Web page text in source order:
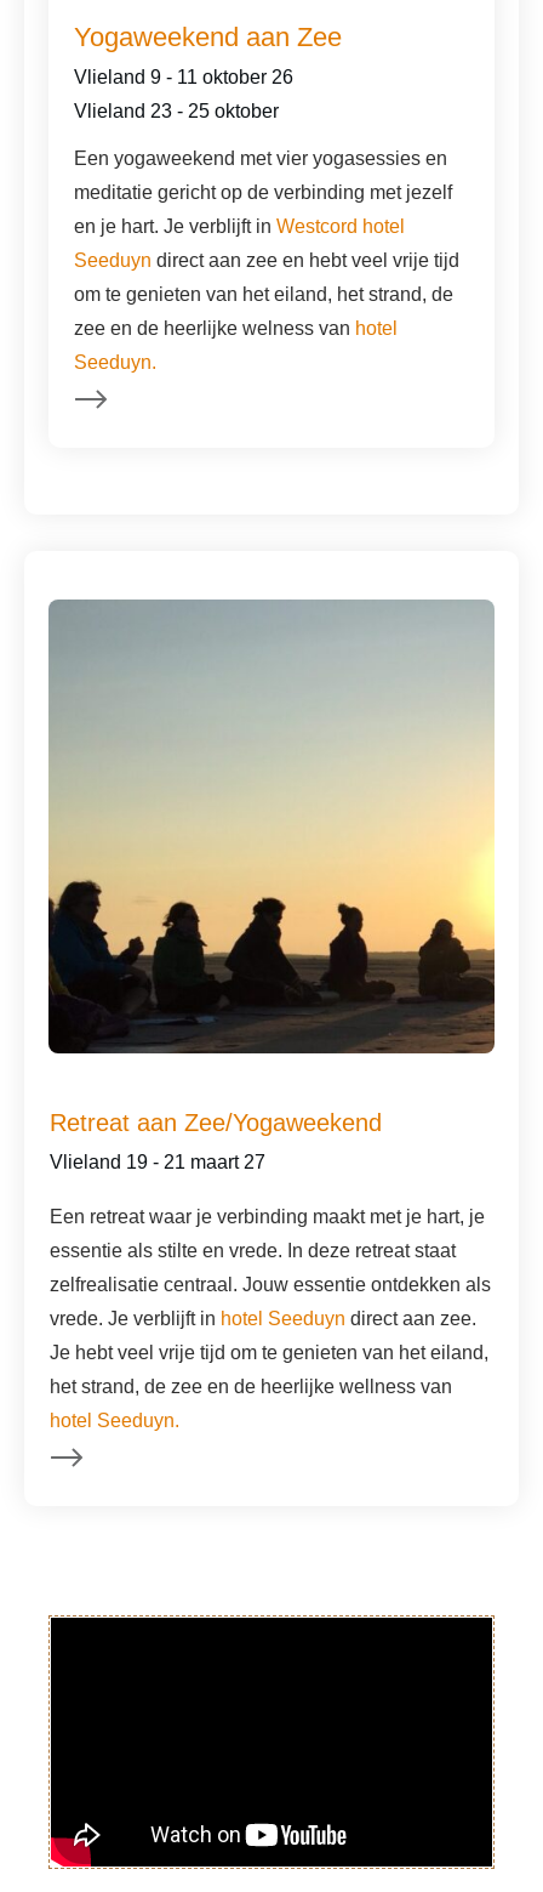
Yogaweekend aan Zee
Vlieland 9 - 11 oktober 26
Vlieland 23 - 25 oktober
Een yogaweekend met vier yogasessies en
meditatie gericht op de verbinding met jezelf
en je hart. Je verblijft in Westcord hotel
Seeduyn direct aan zee en hebt veel vrije tijd
om te genieten van het eiland, het strand, de
zee en de heerlijke welness van hotel
Seeduyn.
Retreat aan Zee/Yogaweekend
Vlieland 19 - 21 maart 27
Een retreat waar je verbinding maakt met je hart, je
essentie als stilte en vrede. In deze retreat staat
zelfrealisatie centraal. Jouw essentie ontdekken als
vrede. Je verblijft in hotel Seeduyn direct aan zee.
Je hebt veel vrije tijd om te genieten van het eiland,
het strand, de zee en de heerlijke wellness van
hotel Seeduyn.